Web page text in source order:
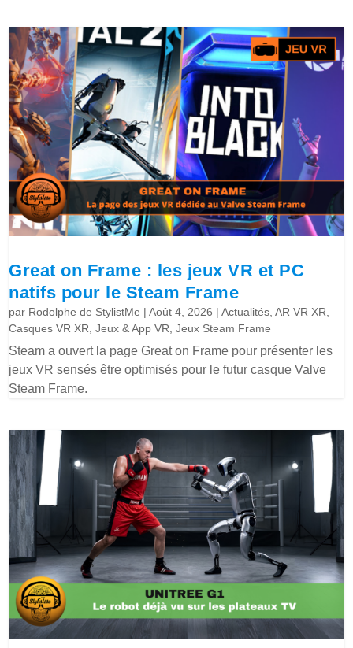
Great on Frame : les jeux VR et PC
natifs pour le Steam Frame
par Rodolphe de StylistMe |Août 4, 2026 |Actualités,AR VR XR,
Casques VR XR,Jeux & App VR,Jeux Steam Frame
Steam a ouvert la page Great on Frame pour présenter les
jeux VR sensés être optimisés pour le futur casque Valve
Steam Frame.